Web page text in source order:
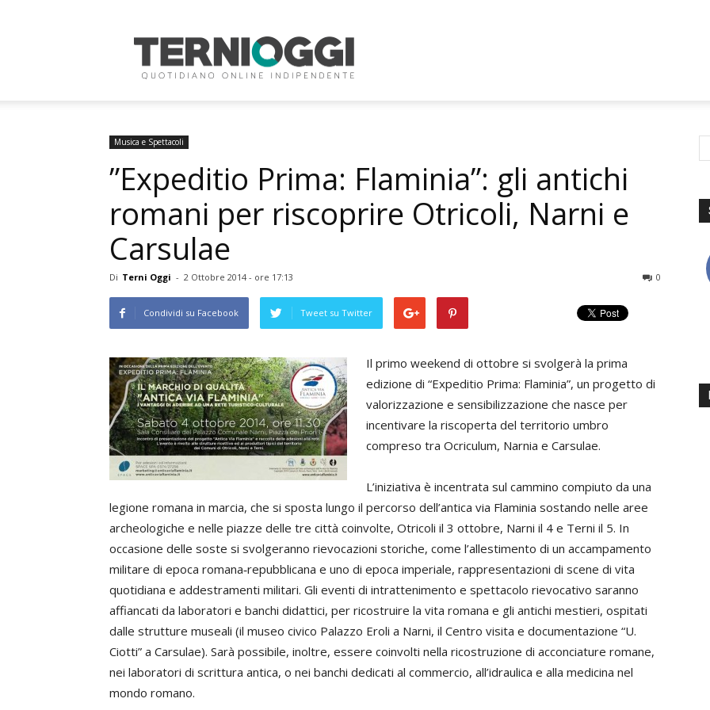
Oggi
Musica e Spettacoli
”Expeditio Prima: Flaminia”: gli antichi
romani per riscoprire Otricoli, Narni e
Carsulae
Di Terni Oggi - 2 Ottobre 2014 - ore 17:13 0
Condividi su Facebook Tweet su Twitter
Il primo weekend di ottobre si svolgerà la prima
edizione di “Expeditio Prima: Flaminia”, un progetto di
valorizzazione e sensibilizzazione che nasce per
incentivare la riscoperta del territorio umbro
compreso tra Ocriculum, Narnia e Carsulae.
L’iniziativa è incentrata sul cammino compiuto da una
legione romana in marcia, che si sposta lungo il percorso dell’antica via Flaminia sostando nelle aree
archeologiche e nelle piazze delle tre città coinvolte, Otricoli il 3 ottobre, Narni il 4 e Terni il 5. In
occasione delle soste si svolgeranno rievocazioni storiche, come l’allestimento di un accampamento
militare di epoca romana‐repubblicana e uno di epoca imperiale, rappresentazioni di scene di vita
quotidiana e addestramenti militari. Gli eventi di intrattenimento e spettacolo rievocativo saranno
affiancati da laboratori e banchi didattici, per ricostruire la vita romana e gli antichi mestieri, ospitati
dalle strutture museali (il museo civico Palazzo Eroli a Narni, il Centro visita e documentazione “U.
Ciotti” a Carsulae). Sarà possibile, inoltre, essere coinvolti nella ricostruzione di acconciature romane,
nei laboratori di scrittura antica, o nei banchi dedicati al commercio, all’idraulica e alla medicina nel
mondo romano.